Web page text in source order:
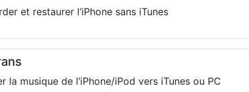
et restaurer l’iPhone sans iTunes
la musique de l’iPhone/iPod vers iTunes ou PC